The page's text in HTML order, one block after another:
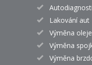
Lakování aut
Výměna oleje
Výměna
Výměna